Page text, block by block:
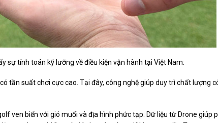
sự tính toán kỹ lưỡng về điều kiện vận hành tại Việt Nam:
tần suất chơi cực cao. Tại đây, công nghệ giúp duy trì chất lượng
ven biển với gió muối và địa hình phức tạp. Dữ liệu từ Drone giúp